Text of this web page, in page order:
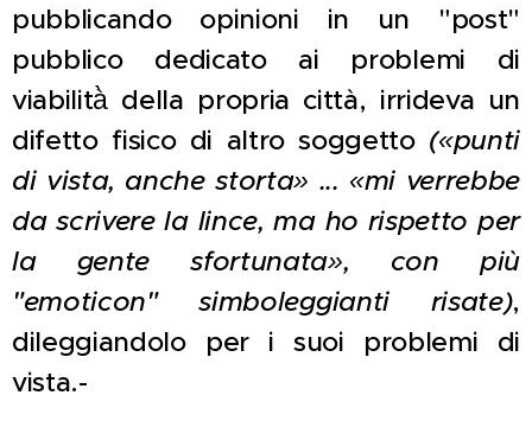
pubblicando opinioni in un "post"
pubblico dedicato ai problemi di
viabilità̀ della propria città, irrideva un
difetto fisico di altro soggetto («punti
di vista, anche storta» ... «mi verrebbe
da scrivere la lince, ma ho rispetto per
la gente sfortunata», con più
"emoticon" simboleggianti risate),
dileggiandolo per i suoi problemi di
vista.-